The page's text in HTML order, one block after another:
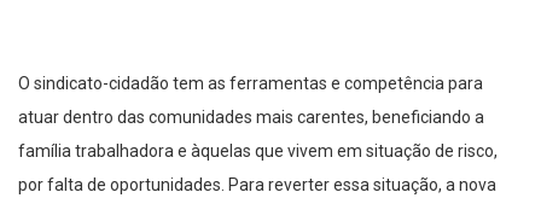
O sindicato-cidadão tem as ferramentas e competência para
atuar dentro das comunidades mais carentes, beneficiando a
família trabalhadora e àquelas que vivem em situação de risco,
por falta de oportunidades. Para reverter essa situação, a nova